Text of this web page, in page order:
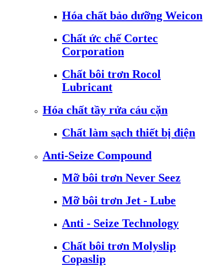
Hóa chất bảo dưỡng Weicon
Chất ức chế Cortec
Corporation
Chất bôi trơn Rocol
Lubricant
Hóa chất tầy rửa cáu cặn
Chất làm sạch thiết bị điện
Anti-Seize Compound
Mỡ bôi trơn Never Seez
Mỡ bôi trơn Jet - Lube
Anti - Seize Technology
Chất bôi trơn Molyslip
Copaslip